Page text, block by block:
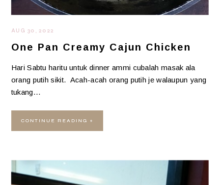
AUG 30, 2022
One Pan Creamy Cajun Chicken
Hari Sabtu haritu untuk dinner ammi cubalah masak ala
orang putih sikit. Acah-acah orang putih je walaupun yang
tukang…
CONTINUE READING »